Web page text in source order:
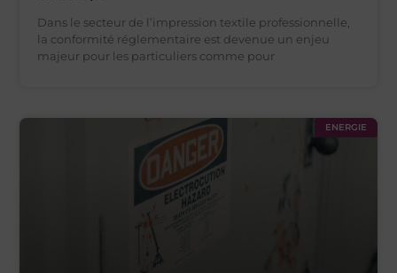
Dans le secteur de l’impression textile professionnelle,
la conformité réglementaire est devenue un enjeu
majeur pour les particuliers comme pour
ENERGIE